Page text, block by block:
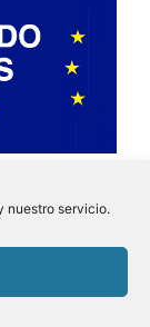
nuestro servicio.
Instagram